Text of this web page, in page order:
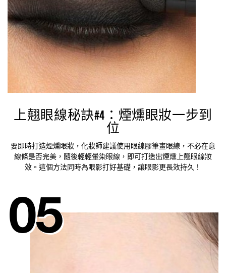
上翹眼線秘訣#4：煙燻眼妝一步到
位
要即時打造煙燻眼妝，化妝師建議使用眼線膠筆畫眼線，不必在意
線條是否完美，隨後輕輕暈染眼線，即可打造出煙燻上翹眼線妝
效。這個方法同時為眼影打好基礎，讓眼影更長效持久！